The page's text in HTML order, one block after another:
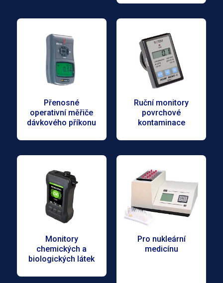
Přenosné
operativní měřiče
dávkového příkonu
Ruční monitory
povrchové
kontaminace
Monitory
chemických a
biologických látek
Pro nukleární
medicínu